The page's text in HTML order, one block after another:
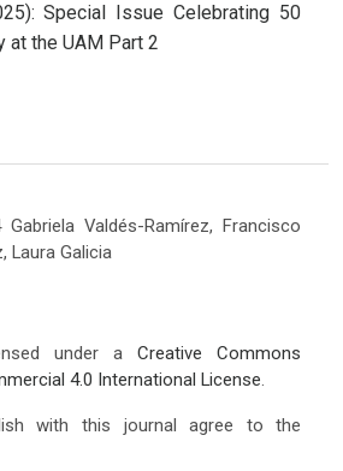
Special Issue Celebrating 50
at the UAM Part 2
Valdés-Ramírez, Francisco
Laura Galicia
under aCreative Commons
4.0 International License.
with this journal agree to the